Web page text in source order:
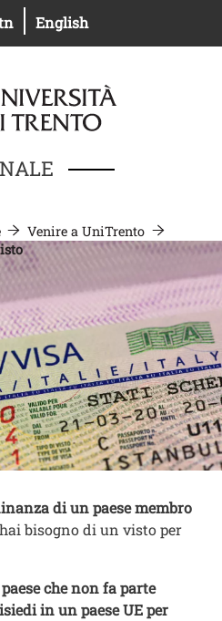
Salta al contenuto principale
una nuova finestra
Apri il link in una nuova
English
Venire a UniTrento
di un paese membro
bisogno di un visto per
che non fa parte
in un paeseUEper